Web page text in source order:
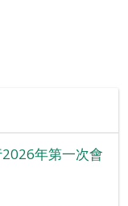
年第一次會